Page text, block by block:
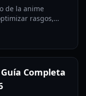
de la anime
rasgos,
Completa